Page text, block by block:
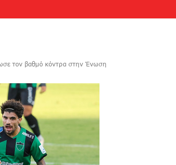
τον βαθμό κόντρα στην Ένωση